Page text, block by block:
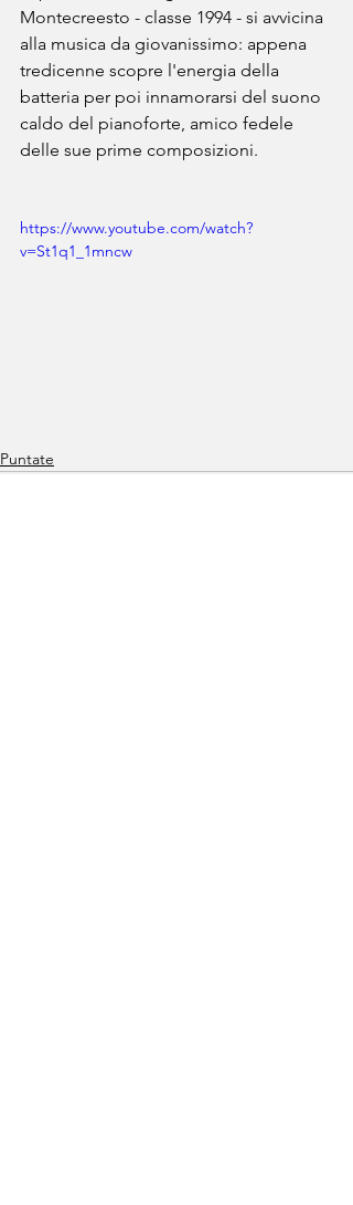
Montecreesto - classe 1994 - si avvicina
alla musica da giovanissimo: appena
tredicenne scopre l'energia della
batteria per poi innamorarsi del suono
caldo del pianoforte, amico fedele
delle sue prime composizioni.
https://www.youtube.com/watch?
v=St1q1_1mncw
Puntate